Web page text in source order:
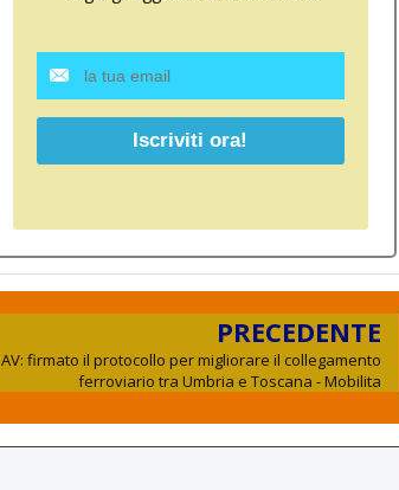
PRECEDENTE
AV: firmato il protocollo per migliorare il collegamento
ferroviario tra Umbria e Toscana - Mobilita